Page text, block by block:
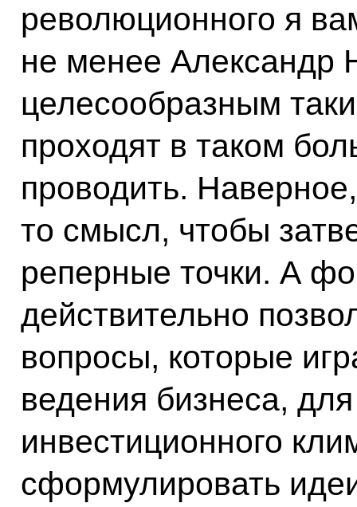
революционного я
не менее Александр
целесообразным
проходят в таком
проводить.
то смысл, чтобы
реперные точки. А
действительно
вопросы, которые
ведения бизнеса,
инвестиционного
сформулировать